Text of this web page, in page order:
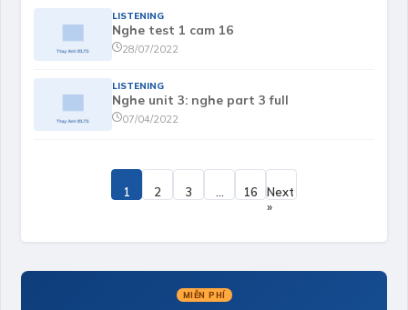
LISTENING
Nghe test 1 cam 16
28/07/2022
LISTENING
Nghe unit 3: nghe part 3 full
07/04/2022
1 2 3 16
Next
»
MIỄN PHÍ